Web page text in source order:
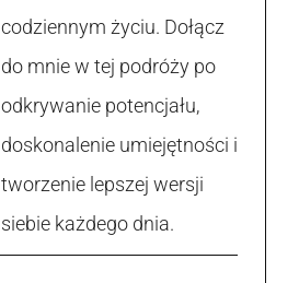
codziennym życiu. Dołącz
do mnie w tej podróży po
odkrywanie potencjału,
doskonalenie umiejętności i
tworzenie lepszej wersji
siebie każdego dnia.